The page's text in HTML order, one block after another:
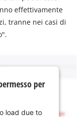
effettivamente
tranne nei casi di
per
load due to